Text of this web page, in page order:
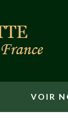
VOIR